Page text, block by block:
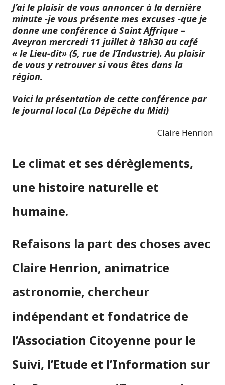
J’ai le plaisir de vous annoncer à la dernière
minute -je vous présente mes excuses -que je
donne une conférence à Saint Affrique –
Aveyron mercredi 11 juillet à 18h30 au café
« le Lieu-dit» (5, rue de l’Industrie). Au plaisir
de vous y retrouver si vous êtes dans la
région.
Voici la présentation de cette conférence par
le journal local (La Dépêche du Midi)
Claire Henrion
Le climat et ses dérèglements,
une histoire naturelle et
humaine.
Refaisons la part des choses avec
Claire Henrion, animatrice
astronomie, chercheur
indépendant et fondatrice de
l’Association Citoyenne pour le
Suivi, l’Etude et l’Information sur